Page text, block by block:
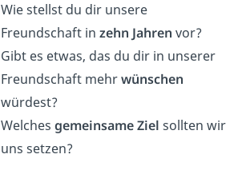
Wie stellst du dir unsere
Freundschaft in zehn Jahren vor?
Gibt es etwas, das du dir in unserer
Freundschaft mehrwünschen
würdest?
Welches gemeinsame Ziel sollten wir
uns setzen?